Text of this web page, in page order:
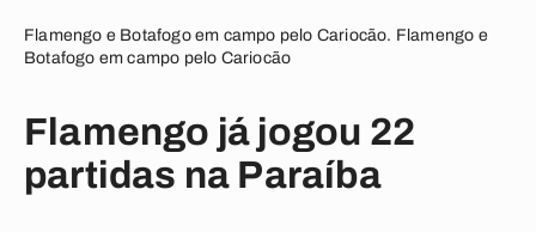
Flamengo e Botafogo em campo pelo Cariocão. Flamengo e
Botafogo em campo pelo Cariocão
Flamengo já jogou 22
partidas na Paraíba